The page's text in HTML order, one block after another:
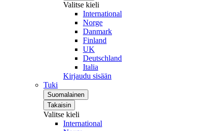
Valitse kieli
International
Norge
Danmark
Finland
UK
Deutschland
Italia
Kirjaudu sisään
Tuki
Suomalainen
Takaisin
Valitse kieli
International